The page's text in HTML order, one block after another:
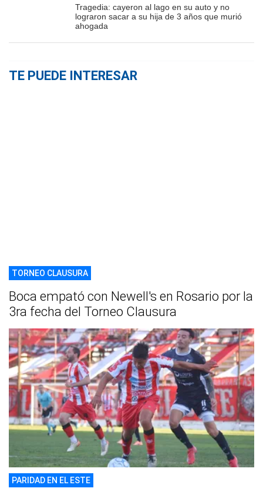
Tragedia: cayeron al lago en su auto y no
lograron sacar a su hija de 3 años que murió
ahogada
TE PUEDE INTERESAR
TORNEO CLAUSURA
Boca empató con Newell's en Rosario por la
3ra fecha del Torneo Clausura
PARIDAD EN EL ESTE